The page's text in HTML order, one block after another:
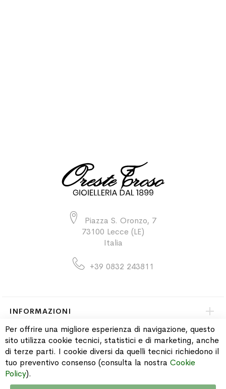
Piazza S. Oronzo, 7
73100 Lecce (LE)
Italia
+39 0832 243811
INFORMAZIONI
PAGAMENTI & SPEDIZIONI
CATALOGO
Per offrire una migliore esperienza di navigazione, questo
sito utilizza cookie tecnici, statistici e di marketing, anche
di terze parti. I cookie diversi da quelli tecnici richiedono il
tuo preventivo consenso (consulta la nostra Cookie
Policy).